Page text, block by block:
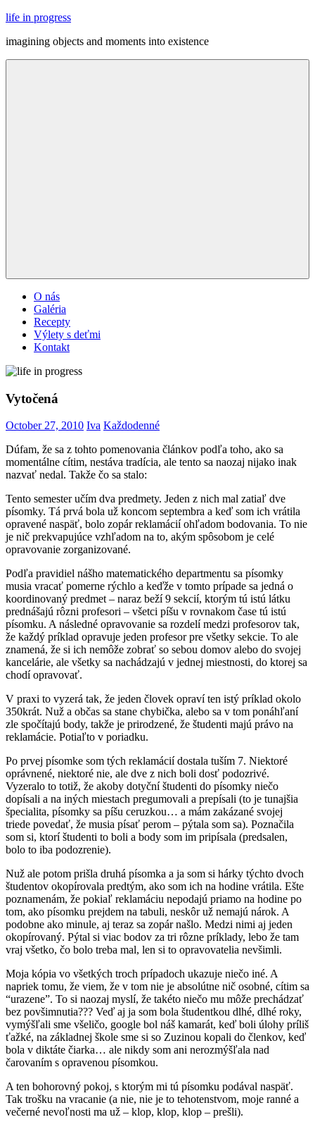
Skip
content
life in progress
imagining objects and moments into existence
O nás
Galéria
Recepty
Výlety s deťmi
Kontakt
Vytočená
October 27, 2010 Iva Každodenné
Dúfam, že sa z tohto pomenovania článkov podľa toho, ako sa
momentálne cítim, nestáva tradícia, ale tento sa naozaj nijako inak
nazvať nedal. Takže čo sa stalo:
Tento semester učím dva predmety. Jeden z nich mal zatiaľ dve
písomky. Tá prvá bola už koncom septembra a keď som ich vrátila
opravené naspäť, bolo zopár reklamácií ohľadom bodovania. To nie
je nič prekvapujúce vzhľadom na to, akým spôsobom je celé
opravovanie zorganizované.
Podľa pravidiel nášho matematického departmentu sa písomky
musia vracať pomerne rýchlo a keďže v tomto prípade sa jedná o
koordinovaný predmet – naraz beží 9 sekcií, ktorým tú istú látku
prednášajú rôzni profesori – všetci píšu v rovnakom čase tú istú
písomku. A následné opravovanie sa rozdelí medzi profesorov tak,
že každý príklad opravuje jeden profesor pre všetky sekcie. To ale
znamená, že si ich nemôže zobrať so sebou domov alebo do svojej
kancelárie, ale všetky sa nachádzajú v jednej miestnosti, do ktorej sa
chodí opravovať.
V praxi to vyzerá tak, že jeden človek opraví ten istý príklad okolo
350krát. Nuž a občas sa stane chybička, alebo sa v tom ponáhľaní
zle spočítajú body, takže je prirodzené, že študenti majú právo na
reklamácie. Potiaľto v poriadku.
Po prvej písomke som tých reklamácií dostala tuším 7. Niektoré
oprávnené, niektoré nie, ale dve z nich boli dosť podozrivé.
Vyzeralo to totiž, že akoby dotyční študenti do písomky niečo
dopísali a na iných miestach pregumovali a prepísali (to je tunajšia
špecialita, písomky sa píšu ceruzkou… a mám zakázané svojej
triede povedať, že musia písať perom – pýtala som sa). Poznačila
som si, ktorí študenti to boli a body som im pripísala (predsalen,
bolo to iba podozrenie).
Nuž ale potom prišla druhá písomka a ja som si hárky týchto dvoch
študentov okopírovala predtým, ako som ich na hodine vrátila. Ešte
poznamenám, že pokiaľ reklamáciu nepodajú priamo na hodine po
tom, ako písomku prejdem na tabuli, neskôr už nemajú nárok. A
podobne ako minule, aj teraz sa zopár našlo. Medzi nimi aj jeden
okopírovaný. Pýtal si viac bodov za tri rôzne príklady, lebo že tam
vraj všetko, čo bolo treba mal, len si to opravovatelia nevšimli.
Moja kópia vo všetkých troch prípadoch ukazuje niečo iné. A
napriek tomu, že viem, že v tom nie je absolútne nič osobné, cítim sa
“urazene”. To si naozaj myslí, že takéto niečo mu môže prechádzať
bez povšimnutia??? Veď aj ja som bola študentkou dlhé, dlhé roky,
vymýšľali sme všeličo, google bol náš kamarát, keď boli úlohy príliš
ťažké, na základnej škole sme si so Zuzinou kopali do členkov, keď
bola v diktáte čiarka… ale nikdy som ani nerozmýšľala nad
čarovaním s opravenou písomkou.
A ten bohorovný pokoj, s ktorým mi tú písomku podával naspäť.
Tak trošku na vracanie (a nie, nie je to tehotenstvom, moje ranné a
večerné nevoľnosti ma už – klop, klop, klop – prešli).